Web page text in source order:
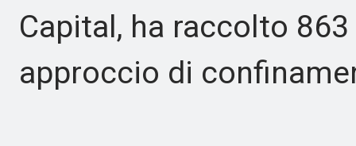
Capital, ha raccolto
approccio di